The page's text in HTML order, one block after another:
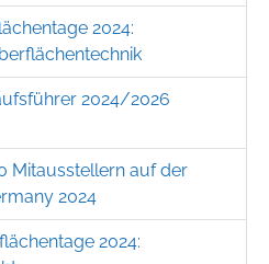
2024:
2024/2026
Mitausstellern auf der
2024
2024: